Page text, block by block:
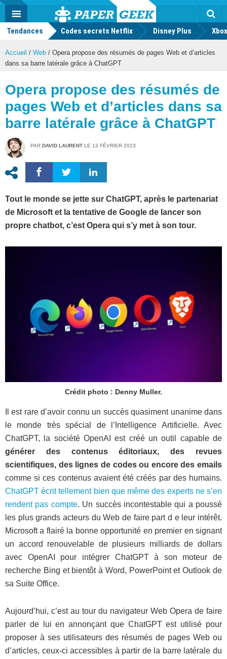
Actu
geek
MENU
Tendances Codes secrets Netflix Disney Plus
Accueil / Web / Opera propose des résumés de pages Web et d’articles
dans sa barre latérale grâce à ChatGPT
Opera propose des résumés de
pages Web et d’articles dans sa
barre latérale grâce à ChatGPT
PAR DAVID LAURENT LE 13 FÉVRIER 2023
Tout le monde se jette sur ChatGPT, après le partenariat
de Microsoft et la tentative de Google de lancer son
propre chatbot, c’est Opera qui s’y met à son tour.
Crédit photo : Denny Muller.
Il est rare d’avoir connu un succès quasiment unanime dans
le monde très spécial de l’Intelligence Artificielle. Avec
ChatGPT, la société OpenAI est créé un outil capable de
générer des contenus éditoriaux, des revues
scientifiques, des lignes de codes ou encore des emails
comme si ces contenus avaient été créés par des humains.
ChatGPT écrit tellement bien que même des experts ne s’en
rendent pas compte. Un succès incontestable qui a poussé
les plus grands acteurs du Web de faire part d e leur intérêt.
Microsoft a flairé la bonne opportunité en premier en signant
un accord renouvelable de plusieurs milliards de dollars
avec OpenAI pour intégrer ChatGPT à son moteur de
recherche Bing et bientôt à Word, PowerPoint et Outlook de
sa Suite Office.
Aujourd’hui, c’est au tour du navigateur Web Opera de faire
parler de lui en annonçant que ChatGPT est utilisé pour
proposer à ses utilisateurs des résumés de pages Web ou
d’articles, ceux-ci accessibles à partir de la barre latérale du
Mode
FacebookTwitter Youtube